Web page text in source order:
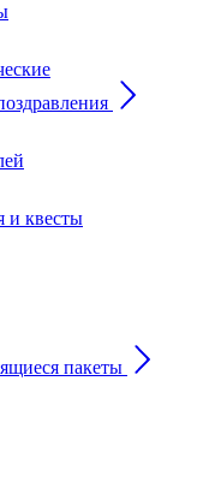
и квесты
пакеты